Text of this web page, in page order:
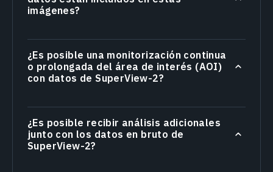
imágenes?
¿Es posible una monitorización continua
o prolongada del área de interés (AOI)
con datos de SuperView-2?
¿Es posible recibir análisis adicionales
junto con los datos en bruto de
SuperView-2?